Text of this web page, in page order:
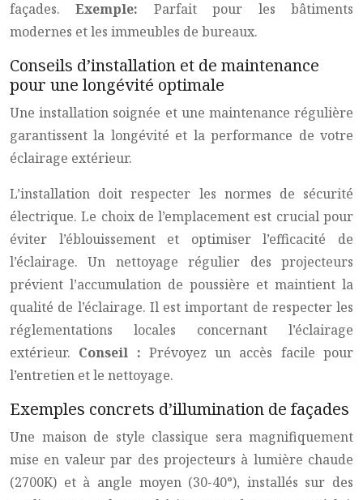
façades.Exemple: Parfait pour les bâtiments
modernes et les immeubles de bureaux.
Conseils d’installation et de maintenance
pour une longévité optimale
Une installation soignée et une maintenance régulière
garantissent la longévité et la performance de votre
éclairage extérieur.
L’installation doit respecter les normes de sécurité
électrique. Le choix de l’emplacement est crucial pour
éviter l’éblouissement et optimiser l’efficacité de
l’éclairage. Un nettoyage régulier des projecteurs
prévient l’accumulation de poussière et maintient la
qualité de l’éclairage. Il est important de respecter les
réglementations locales concernant l’éclairage
extérieur. Conseil : Prévoyez un accès facile pour
l’entretien et le nettoyage.
Exemples concrets d’illumination de façades
Une maison de style classique sera magnifiquement
mise en valeur par des projecteurs à lumière chaude
(2700K) et à angle moyen (30-40°), installés sur des